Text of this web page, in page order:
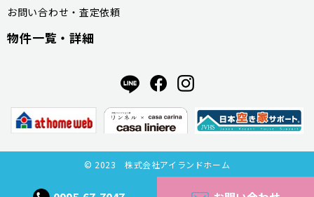
お問い合わせ・査定依頼
物件一覧・詳細
© 2023 株式会社アイランドホーム